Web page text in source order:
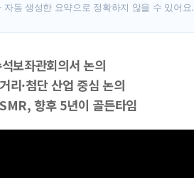
자동 생성한 요약으로 정확하지 않을 수 있어요.
보좌관회의서 논의
리·첨단 산업 중심 논의
향후 5년이 골든타임